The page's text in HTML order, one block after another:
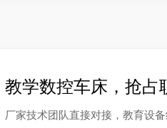
教学数控车床，抢占
厂家技术团队直接对接，教育设